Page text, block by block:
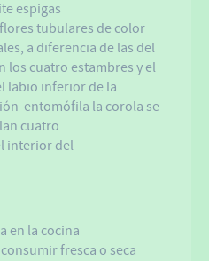
espigas
tubulares de color
a diferencia de las del
los cuatro estambres y el
labio inferior de la
entomófila la corola se
cuatro
interior del
en la cocina
fresca o seca